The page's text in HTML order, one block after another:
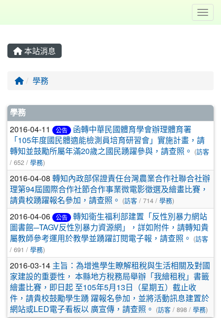
本站消息
回首頁
學務
文章列表
學務
2016-04-11 公告
函轉中華民國體育學會辦理體育署
「105年度國民體適能檢測員培育研習會」實施計畫，請
轉知並鼓勵所屬年滿20歲之國民踴躍參與，請查照。 (訪客
/ 652 / 學務)
2016-04-08 轉知內政部保證責任台灣農業合作社聯合社辦
理第94屆國際合作社節合作事業微電影徵選及繪畫比賽，
請貴校踴躍報名參加，請查照。 (訪客 / 714 / 學務)
2016-04-06 公告
轉知衛生福利部建置「反性別暴力網站
圖書館─TAGV反性別暴力資源網」，詳如附件，請轉知貴
屬教師參考運用於教學並踴躍訂閱電子報，請查照。 (訪客
/ 691 / 學務)
2016-03-14 主旨：為增進學生瞭解租稅與生活相關及對國
家建設的重要性， 本縣地方稅務局舉辦「我繪租稅」書籤
繪畫比賽，即日起 至105年5月13日（星期五）截止收
件，請貴校鼓勵學生踴 躍報名參加，並將活動訊息建置於
網站或LED電子看板以 廣宣傳，請查照。 (訪客 / 898 / 學務)